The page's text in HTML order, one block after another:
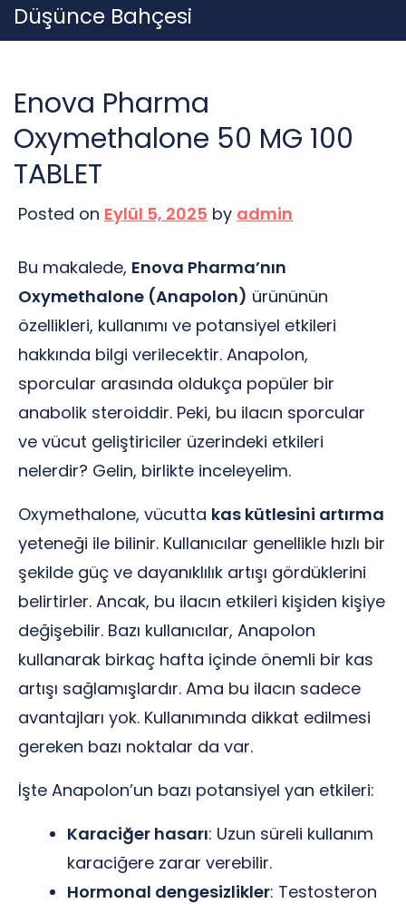
Skip
to
Düşünce Bahçesi
Enova Pharma
Oxymethalone 50 MG 100
TABLET
Posted on Eylül 5, 2025 by admin
Bu makalede, Enova Pharma’nın
Oxymethalone (Anapolon) ürününün
özellikleri, kullanımı ve potansiyel etkileri
hakkında bilgi verilecektir. Anapolon,
sporcular arasında oldukça popüler bir
anabolik steroiddir. Peki, bu ilacın sporcular
ve vücut geliştiriciler üzerindeki etkileri
nelerdir? Gelin, birlikte inceleyelim.
Oxymethalone, vücutta kas kütlesini artırma
yeteneği ile bilinir. Kullanıcılar genellikle hızlı bir
şekilde güç ve dayanıklılık artışı gördüklerini
belirtirler. Ancak, bu ilacın etkileri kişiden kişiye
değişebilir. Bazı kullanıcılar, Anapolon
kullanarak birkaç hafta içinde önemli bir kas
artışı sağlamışlardır. Ama bu ilacın sadece
avantajları yok. Kullanımında dikkat edilmesi
gereken bazı noktalar da var.
İşte Anapolon’un bazı potansiyel yan etkileri:
Karaciğer hasarı: Uzun süreli kullanım
karaciğere zarar verebilir.
Hormonal dengesizlikler: Testosteron